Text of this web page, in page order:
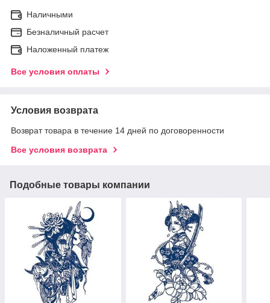
Наличными
Безналичный расчет
Наложенный платеж
Все условия оплаты
Условия возврата
Возврат товара в течение 14 дней по договоренности
Все условия возврата
Подобные товары компании